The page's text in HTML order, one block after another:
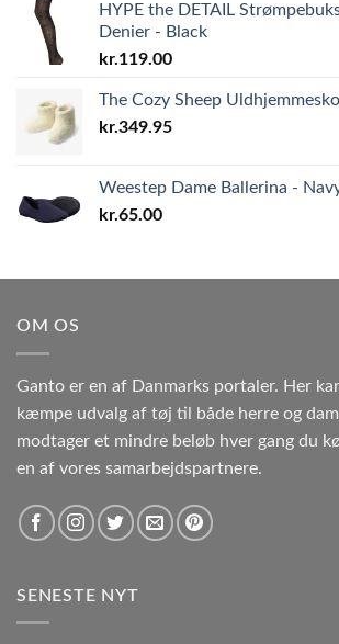
HYPE the DETAIL
Denier - Black
kr.119.00
The Cozy Sheep
kr.349.95
Weestep Dame Ballerina -
kr.65.00
OM OS
Ganto er en af Danmarks portaler. Her
kæmpe udvalg af tøj til både herre og
modtager et mindre beløb hver gang du
en af vores samarbejdspartnere.
SENESTE NYT